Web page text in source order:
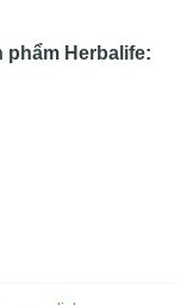
phẩm Herbalife: